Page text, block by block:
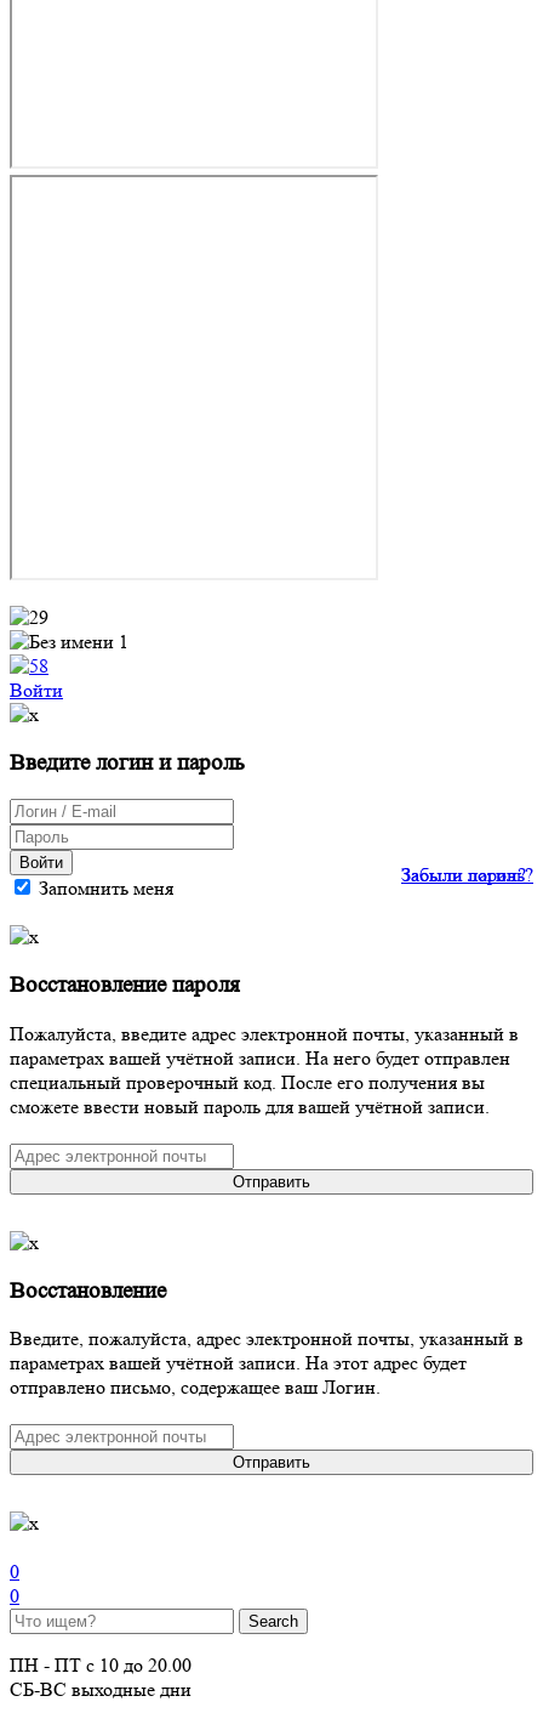
Войти
Введите логин и пароль
Войти
Запомнить меня
Забыли пароль?
Забыли логин?
Восстановление пароля
Пожалуйста, введите адрес электронной почты, указанный в
параметрах вашей учётной записи. На него будет отправлен
специальный проверочный код. После его получения вы
сможете ввести новый пароль для вашей учётной записи.
Отправить
Восстановление
Введите, пожалуйста, адрес электронной почты, указанный в
параметрах вашей учётной записи. На этот адрес будет
отправлено письмо, содержащее ваш Логин.
Отправить
0
0
ПН - ПТ с 10 до 20.00
СБ-ВС выходные дни